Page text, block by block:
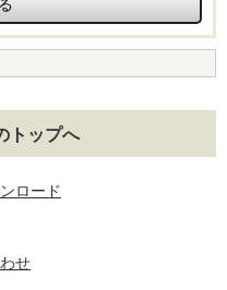
トップへ
ロード
せ